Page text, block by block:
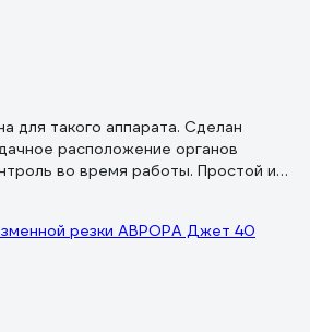
для такого аппарата. Сделан
расположение органов
во время работы. Простой и
Недорогие и доступные
простой, стоит не дорого, легко
с более длинным рукавом, при
резки АВРОРА Джет 40